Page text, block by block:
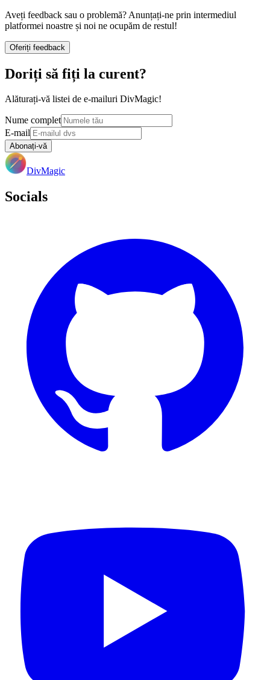
Aveți feedback sau o problemă? Anunțați-ne prin intermediul
platformei noastre și noi ne ocupăm de restul!
Oferiți feedback
Doriți să fiți la curent?
Alăturați-vă listei de e-mailuri DivMagic!
Nume complet
E-mail
Abonați-vă
DivMagic
Socials